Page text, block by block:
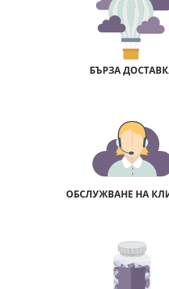
БЪРЗА
ОБСЛУЖВАНЕ НА